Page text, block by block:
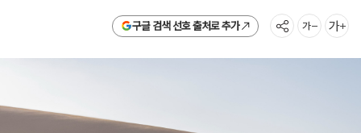
구글 검색 선호 출처로 추가